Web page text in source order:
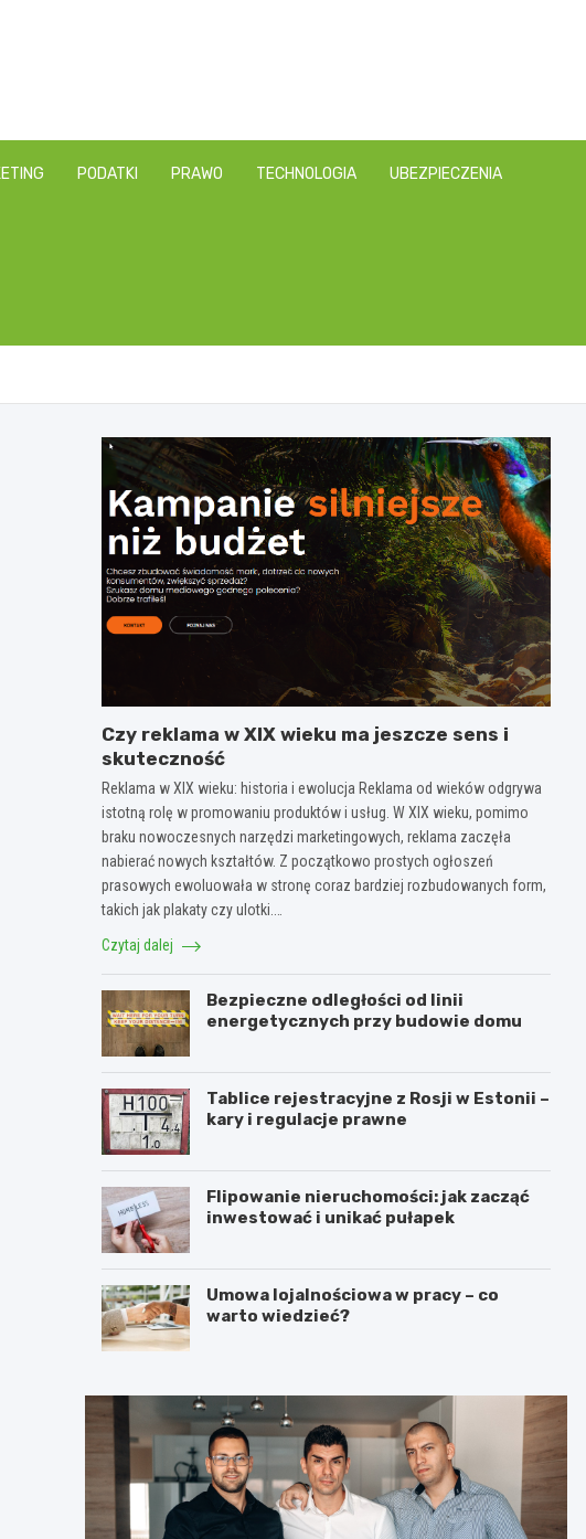
PODATKI PRAWO TECHNOLOGIA UBEZPIECZENIA
Czy reklama w XIX wieku ma jeszcze sens i
skuteczność
Reklama w XIX wieku: historia i ewolucja Reklama od wieków odgrywa
istotną rolę w promowaniu produktów i usług. W XIX wieku, pomimo
braku nowoczesnych narzędzi marketingowych, reklama zaczęła
nabierać nowych kształtów. Z początkowo prostych ogłoszeń
prasowych ewoluowała w stronę coraz bardziej rozbudowanych form,
takich jak plakaty czy ulotki.…
Czytaj dalej
Bezpieczne odległości od linii
energetycznych przy budowie domu
Tablice rejestracyjne z Rosji w Estonii –
kary i regulacje prawne
Flipowanie nieruchomości: jak zacząć
inwestować i unikać pułapek
Umowa lojalnościowa w pracy – co
warto wiedzieć?